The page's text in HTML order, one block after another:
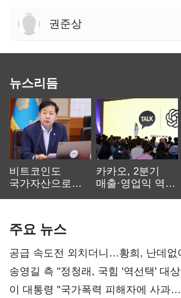
권준상
뉴스리듬
비트코인도
국가자산으로…'
카카오, 2분기
매출·영업익 역대
주요 뉴스
공급 속도전 외치더니…황희, 난데없
리모델링' 제안
송영길 측 "정청래, 국힘 '역선택' 대
총선 지휘 못해"
이 대통령 "국가폭력 피해자에 사과